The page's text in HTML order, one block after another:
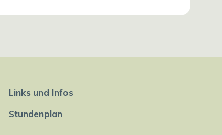
Links und Infos
Stundenplan